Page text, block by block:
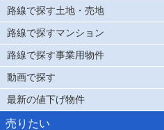
路線で探す土地・売地
路線で探すマンション
路線で探す事業用物件
動画で探す
最新の値下げ物件
売りたい